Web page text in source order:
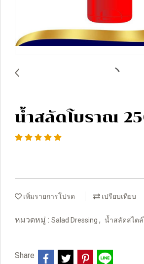
น้ำสลัดโบราณ
เพิ่มรายการโปรด เปรียบเทียบ
หมวดหมู่ : Salad Dressing , น้ำสลัดสไต
Share